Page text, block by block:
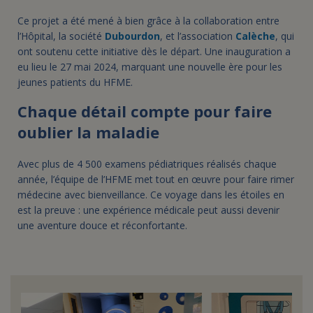
Ce projet a été mené à bien grâce à la collaboration entre
l’Hôpital, la société Dubourdon, et l’association Calèche, qui
ont soutenu cette initiative dès le départ. Une inauguration a
eu lieu le 27 mai 2024, marquant une nouvelle ère pour les
jeunes patients du HFME.
Chaque détail compte pour faire
oublier la maladie
Avec plus de 4 500 examens pédiatriques réalisés chaque
année, l’équipe de l’HFME met tout en œuvre pour faire rimer
médecine avec bienveillance. Ce voyage dans les étoiles en
est la preuve : une expérience médicale peut aussi devenir
une aventure douce et réconfortante.